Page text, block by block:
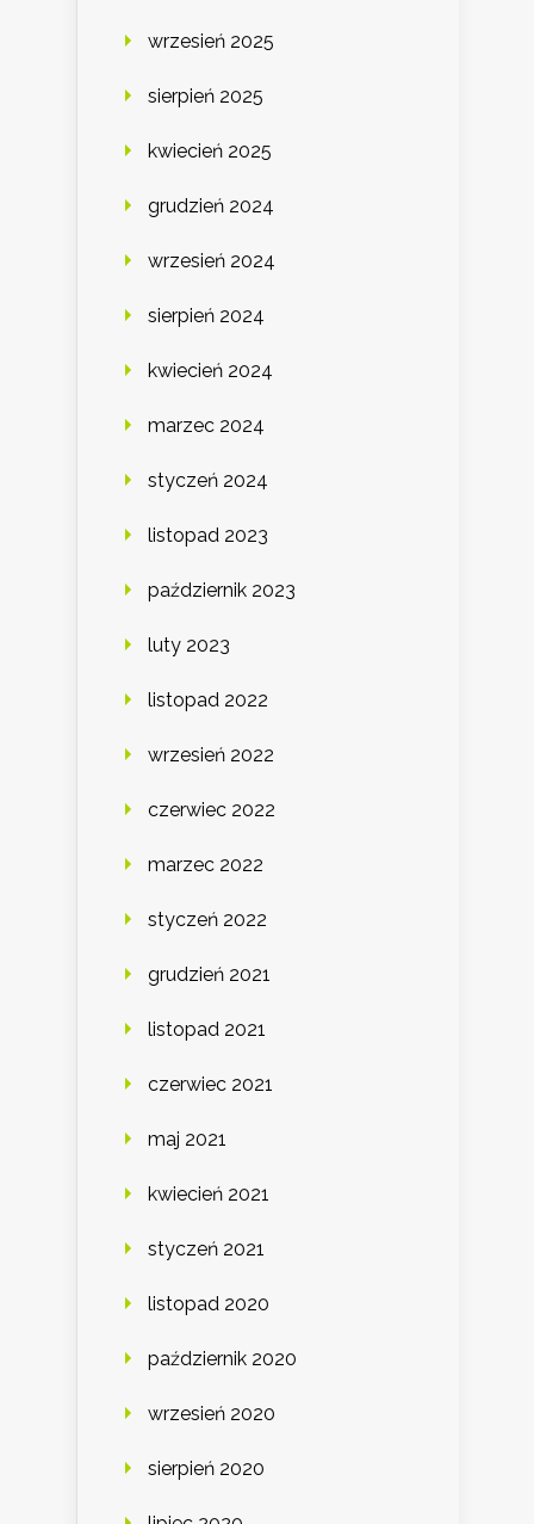
wrzesień 2025
sierpień 2025
kwiecień 2025
grudzień 2024
wrzesień 2024
sierpień 2024
kwiecień 2024
marzec 2024
styczeń 2024
listopad 2023
październik 2023
luty 2023
listopad 2022
wrzesień 2022
czerwiec 2022
marzec 2022
styczeń 2022
grudzień 2021
listopad 2021
czerwiec 2021
maj 2021
kwiecień 2021
styczeń 2021
listopad 2020
październik 2020
wrzesień 2020
sierpień 2020